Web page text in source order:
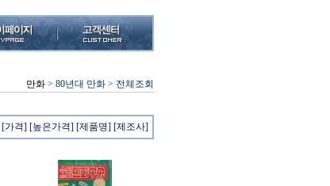
만화 > 80년대 만화 > 전체조회
[가격] [높은가격] [제품명] [제조사]